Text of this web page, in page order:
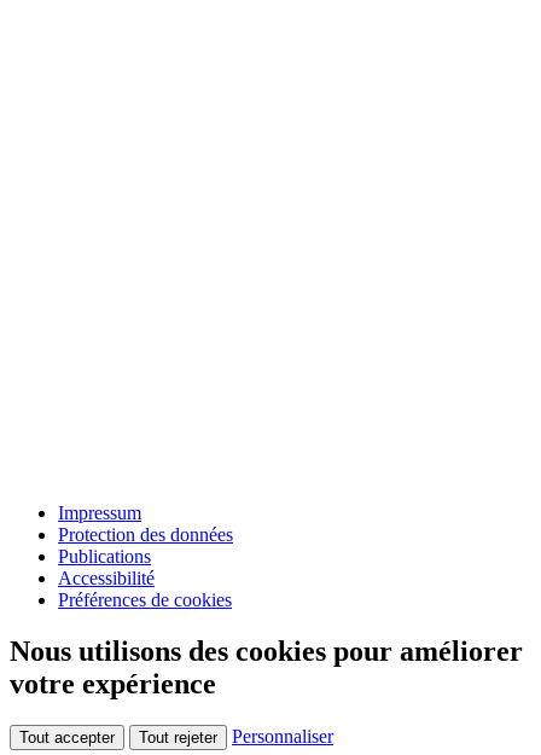
Impressum
Protection des données
Publications
Accessibilité
Préférences de cookies
Nous utilisons des cookies pour améliorer
votre expérience
Tout accepter Tout rejeter Personnaliser